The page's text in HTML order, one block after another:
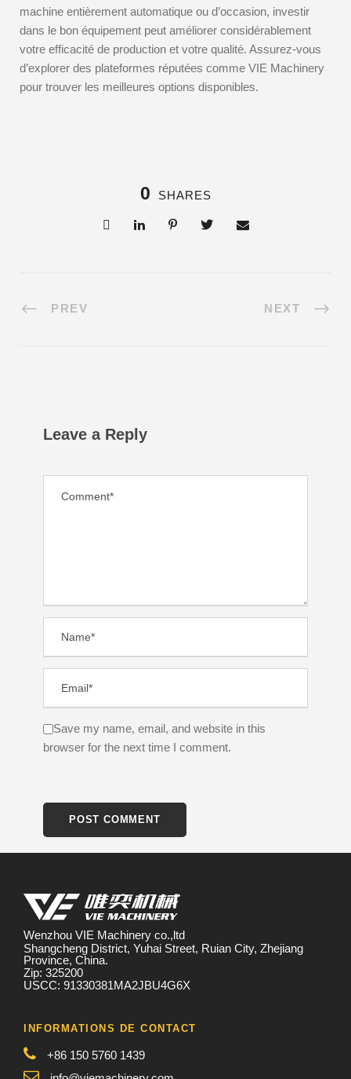
machine entièrement automatique ou d’occasion, investir
dans le bon équipement peut améliorer considérablement
votre efficacité de production et votre qualité. Assurez-vous
d’explorer des plateformes réputées comme VIE Machinery
pour trouver les meilleures options disponibles.
0 SHARES
PREV NEXT
Leave a Reply
Save my name, email, and website in this
browser for the next time I comment.
Wenzhou VIE Machinery co.,ltd
Shangcheng District, Yuhai Street, Ruian City, Zhejiang
Province, China.
Zip: 325200
USCC: 91330381MA2JBU4G6X
INFORMATIONS DE CONTACT
+86 150 5760 1439